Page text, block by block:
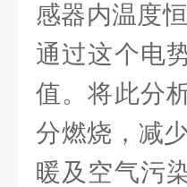
感器内温度
通过这个电
值。将此分
分燃烧，减
暖及空气污